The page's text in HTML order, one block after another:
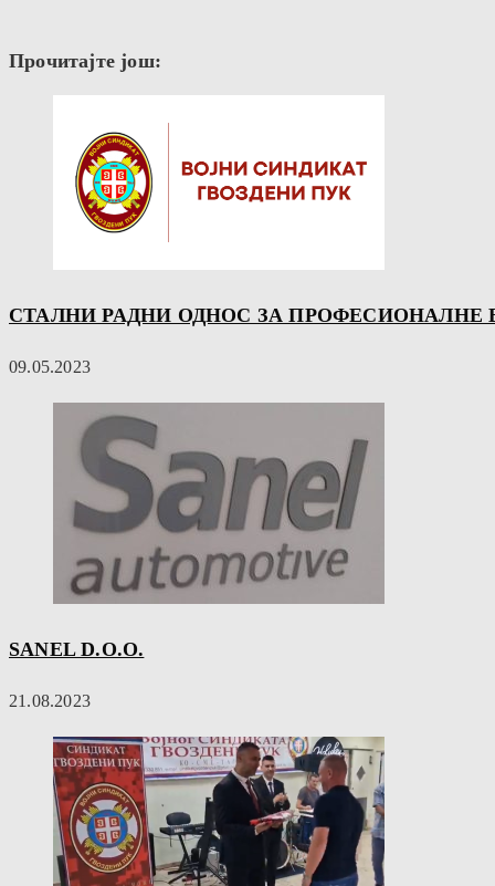
Прочитајте још:
СТАЛНИ РАДНИ ОДНОС ЗА ПРОФЕСИОНАЛНЕ
09.05.2023
SANEL D.O.O.
21.08.2023